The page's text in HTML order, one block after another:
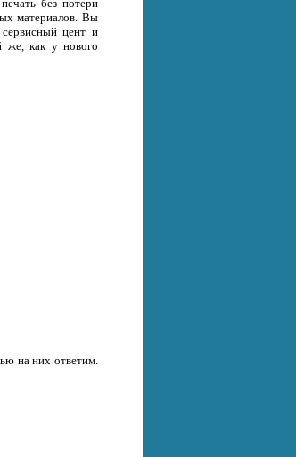
без потери
материалов. Вы
цент и
же, как у нового
на них ответим.